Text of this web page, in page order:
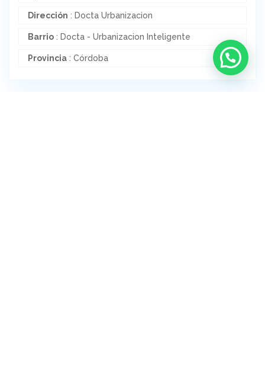
Dirección : Docta Urbanizacion
Barrio : Docta - Urbanizacion Inteligente
Provincia : Córdoba